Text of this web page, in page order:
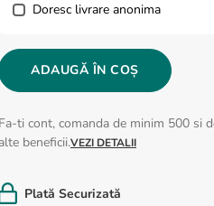
Doresc livrare anonima
ADAUGĂ ÎN COȘ
Fa-ti cont, comanda de minim 500 si
alte beneficii.VEZI DETALII
Plată Securizată